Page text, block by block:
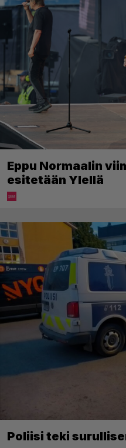
Eppu Normaalin
esitetään Ylellä
Poliisi teki